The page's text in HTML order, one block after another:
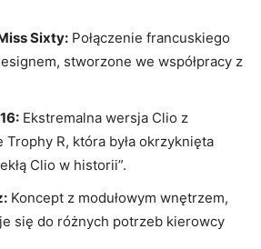
Sixty: Połączenie francuskiego
stworzone we współpracy z
‌Ekstremalna wersja Clio z
Trophy R, która⁢ była okrzyknięta
Clio⁣ w historii”.
Koncept⁣ z ‌modułowym ⁤wnętrzem,⁤
się do różnych potrzeb kierowcy